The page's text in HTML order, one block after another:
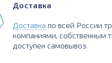
Доставка
Доставка по всей России
компаниями, собственным
доступен самовывоз.